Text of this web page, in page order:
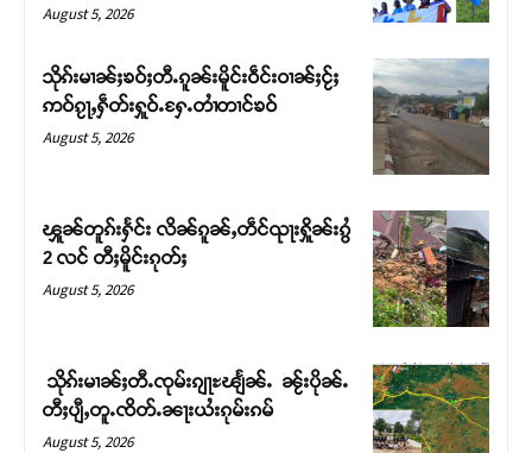
တႃႇႁႂ်ႈသဵင်ၵၢင်ၸႂ်ၵူၼ်းမိူင်း ၵူႈတီႈၵူႈလႅၼ်ပေႃးတေၸွ
တ်ႇ တူဝ်ႈလုမ်ႈၾႃႉၼၼ်ႉ ၶဝ်ႈႁူမ်ႈၵမ်ႉထႅမ် ၸုမ်းၶၢ
ဝ်ႇၽူႈတွႆႇႁွၵ်ႈ လႆႈယူႇၶႃႈဢေႃႈ။
August 5, 2026
သိုၵ်းမၢၼ်ႈၶဝ်ႈတီႉၵူၼ်းမိူင်းဝဵင်းဝၢၼ်ႈငႂ်ႈ
ဢဝ်ၵႂႃႇႁဵတ်းႁူဝ်ႉႁႄႉတၢႆတၢင်ၶဝ်
August 5, 2026
ၾူၼ်တူၵ်းႁႅင်း လိၼ်ၵူၼ်ႇတဵင်ၺႃးႁိူၼ်းၵွႆ
2 လင် တီႈမိူင်းၵုတ်ႈ
August 5, 2026
သိုၵ်းမၢၼ်ႈတီႉၸုမ်းၵျႃႊၽျႅၼ်ႉ ၼႂ်းပိုၼ်ႉ
တီႈပျီႇတူႉၸိတ်ႉၼႃးယႆးၵုမ်းၵမ်
August 5, 2026